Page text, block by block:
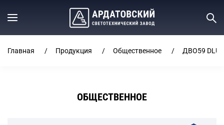
Главная Продукция Общественное ДВО59 DLU
ОБЩЕСТВЕННОЕ